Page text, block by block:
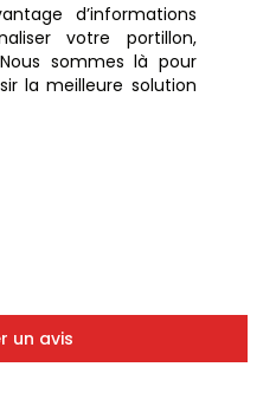
d’informations
votre portillon,
sommes là pour
la meilleure solution
un avis